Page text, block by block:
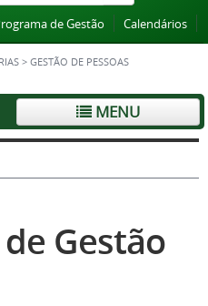
de Gestão Calendários
> GESTÃO DE PESSOAS
MENU
Gestão